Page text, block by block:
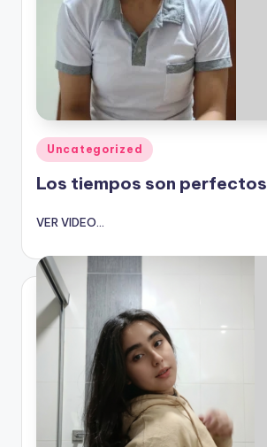
Publicado
en
Uncategorized
Los tiempos son perfectos
VER VIDEO...